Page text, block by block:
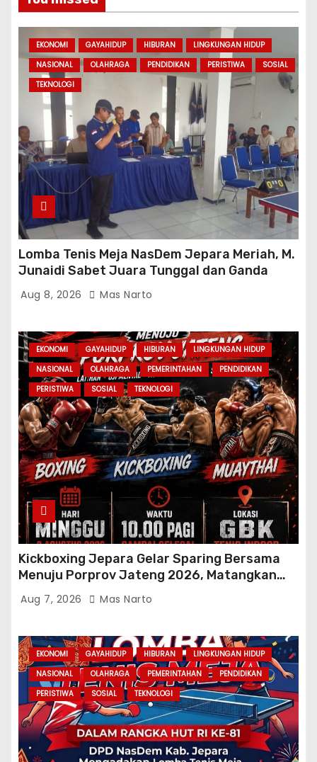
EKONOMI GAYAHIDUP HIBURAN
LINGKUNGAN HIDUP
NASIONAL
OLAHRAGA PENDIDIKAN PERISTIWA
SOSIAL
TEKNOLOGI
Lomba Tenis Meja NasDem Jepara Meriah, M.
Junaidi Sabet Juara Tunggal dan Ganda
Aug 8, 2026 Mas Narto
EKONOMI GAYAHIDUP HIBURAN
LINGKUNGAN HIDUP
NASIONAL
OLAHRAGA PEMERINTAHAN
PENDIDIKAN
PERISTIWA
SOSIAL TEKNOLOGI
Kickboxing Jepara Gelar Sparing Bersama
Menuju Porprov Jateng 2026, Matangkan
Fisik dan Teknik Atlet
Aug 7, 2026 Mas Narto
EKONOMI GAYAHIDUP HIBURAN
LINGKUNGAN HIDUP
NASIONAL
OLAHRAGA PEMERINTAHAN
PENDIDIKAN
PERISTIWA
SOSIAL TEKNOLOGI